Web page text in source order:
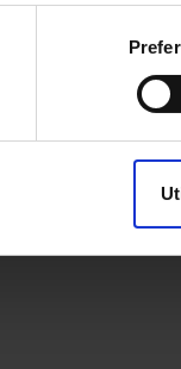
despre
oricând
oferim partenerilor
Aceștia le pot
publicitate@kissfm.ro
Despre cookie-uri